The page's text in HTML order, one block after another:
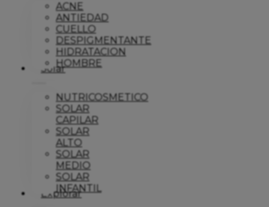
ACNE
ANTIEDAD
CUELLO
DESPIGMENTANTE
HIDRATACION
HOMBRE
Solar
NUTRICOSMETICO
SOLAR
CAPILAR
SOLAR
ALTO
SOLAR
MEDIO
SOLAR
INFANTIL
Explorar